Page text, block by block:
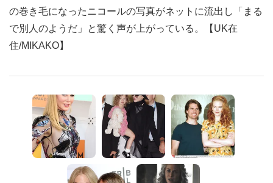
の巻き毛になったニコールの写真がネットに流出し「まる
で別人のようだ」と驚く声が上がっている。【UK在
住/MIKAKO】